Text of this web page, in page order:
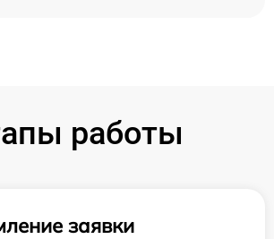
работы
заявки